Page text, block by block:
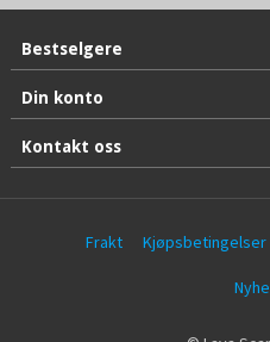
Bestselgere
Din konto
Kontakt oss
Frakt Kjøpsbetingelser